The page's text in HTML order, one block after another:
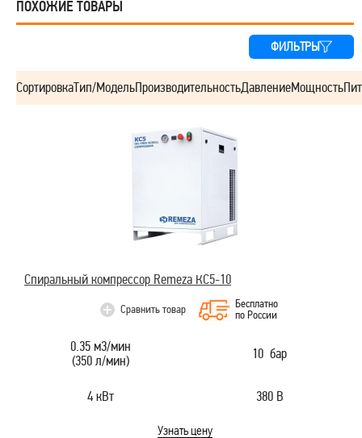
ПОХОЖИЕ ТОВАРЫ
ФИЛЬТРЫ
СортировкаТип/МодельПроизводительностьДавлениеМощность
Спиральный компрессор Remeza КС5-10
Сравнить товар
Бесплатно
по России
0.35 м3/мин
(350 л/мин)
10 бар
4 кВт 380 В
Узнать цену